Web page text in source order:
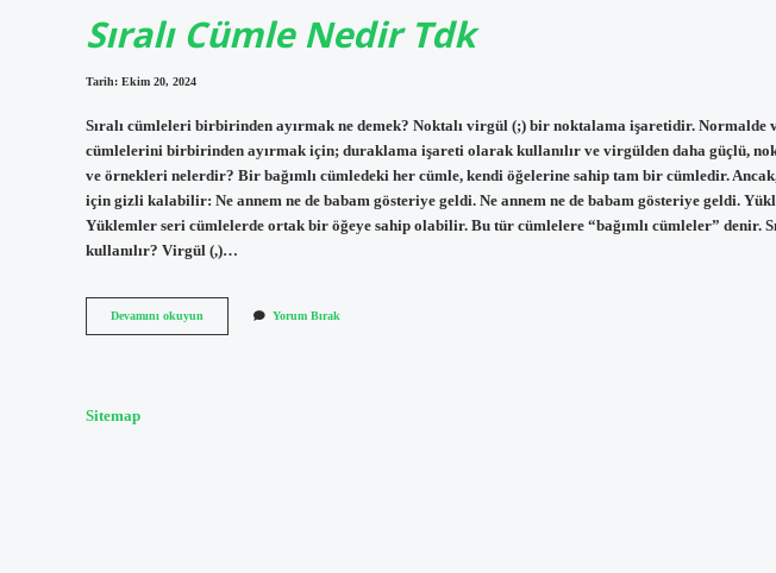
Sıralı Cümle Nedir Tdk
Tarih: Ekim 20, 2024
Sıralı cümleleri birbirinden ayırmak ne demek? Noktalı virgül (;) bir noktalama işaretidir. Normalde
cümlelerini birbirinden ayırmak için; duraklama işareti olarak kullanılır ve virgülden daha güçlü,
ve örnekleri nelerdir? Bir bağımlı cümledeki her cümle, kendi öğelerine sahip tam bir cümledir. Ancak,
için gizli kalabilir: Ne annem ne de babam gösteriye geldi. Ne annem ne de babam gösteriye geldi.
Yüklemler seri cümlelerde ortak bir öğeye sahip olabilir. Bu tür cümlelere “bağımlı cümleler” denir.
kullanılır? Virgül (,)…
Devamını okuyun
Cümle
Yorum Bırak
Sitemap